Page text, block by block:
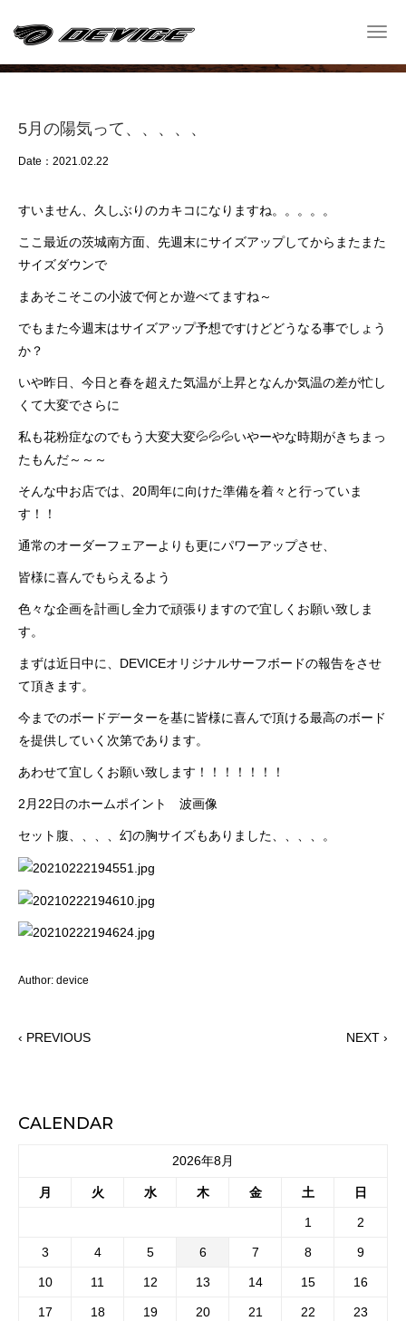
Shop Blog
5月の陽気って、、、、、
Date：2021.02.22
すいません、久しぶりのカキコになりますね。。。。。
ここ最近の茨城南方面、先週末にサイズアップしてからまたまた
サイズダウンで
まあそこそこの小波で何とか遊べてますね～
でもまた今週末はサイズアップ予想ですけどどうなる事でしょう
か？
いや昨日、今日と春を超えた気温が上昇となんか気温の差が忙し
くて大変でさらに
私も花粉症なのでもう大変大変💦💦💦いやーやな時期がきちまっ
たもんだ～～～
そんな中お店では、20周年に向けた準備を着々と行っていま
す！！
通常のオーダーフェアーよりも更にパワーアップさせ、
皆様に喜んでもらえるよう
色々な企画を計画し全力で頑張りますので宜しくお願い致しま
す。
まずは近日中に、DEVICEオリジナルサーフボードの報告をさせ
て頂きます。
今までのボードデーターを基に皆様に喜んで頂ける最高のボード
を提供していく次第であります。
あわせて宜しくお願い致します！！！！！！！
2月22日のホームポイント 波画像
セット腹、、、、幻の胸サイズもありました、、、、。
Author: device
‹ PREVIOUS NEXT ›
CALENDAR
2026年8月
月 火 水 木 金 土 日
1 2
3 4 5 6 7 8 9
10 11 12 13 14 15 16
17 18 19 20 21 22 23